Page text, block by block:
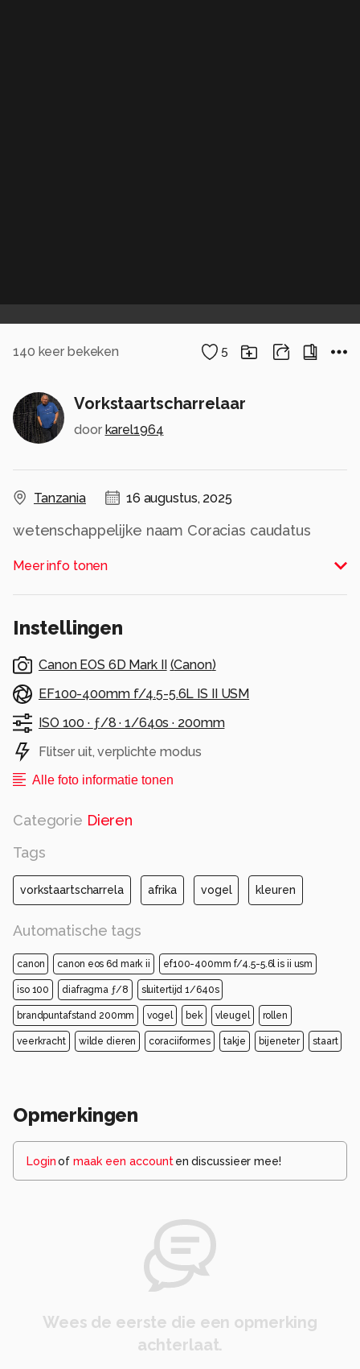
140 keer bekeken 5
Vorkstaartscharrelaar
door karel1964
Tanzania 16 augustus, 2025
wetenschappelijke naam Coracias caudatus
Alle rechten voorbehouden
Meer info tonen
Instellingen
Canon EOS 6D Mark II (Canon)
EF100-400mm f/4.5-5.6L IS II USM
ISO 100 · ƒ/8 ·1/640s · 200mm
Flitser uit, verplichte modus
Alle foto informatie tonen
Categorie Dieren
Tags
vorkstaartscharrela afrika vogel kleuren
Automatische tags
canon canon eos 6d mark ii ef100-400mm f/4.5-5.6l is ii usm
iso 100 diafragma ƒ/8 sluitertijd 1/640s
brandpuntafstand 200mm vogel bek vleugel rollen
veerkracht wilde dieren coraciiformes takje bijeneter staart
Opmerkingen
Loginof maak een account en discussieer mee!
Wees de eerste die een opmerking
achterlaat.